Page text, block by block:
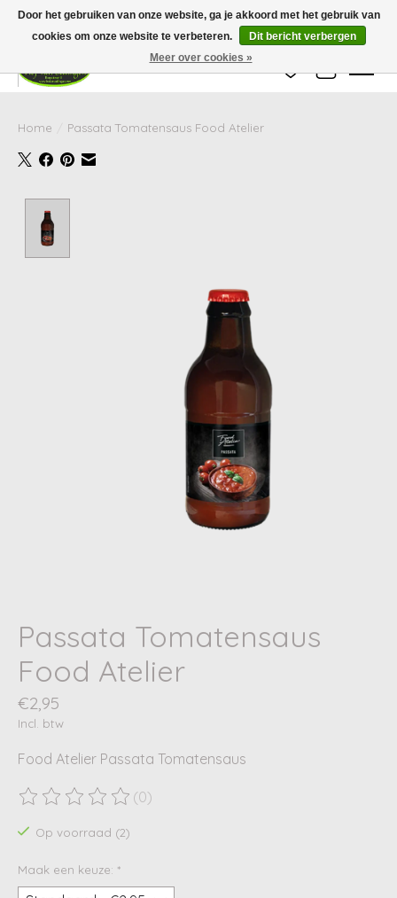
Wij zijn gesloten van 24 december tot en met 25 januari. Houd er rekening mee
dat de levertijd van uw bestelling in deze periode langer kan zijn dan
gebruikelijk.
Verlanglijst
Home Passata Tomatensaus Food Atelier
Passata Tomatensaus
Food Atelier
€2,95
Incl. btw
Food Atelier Passata Tomatensaus
De beoordeling van dit product is
(0)
Op voorraad (2)
Maak een keuze: *
Door het gebruiken van onze website, ga je akkoord met het gebruik van
cookies om onze website te verbeteren.
Dit bericht verbergen
Meer over cookies »